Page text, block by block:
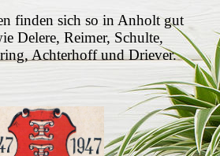
finden sich so in Anholt gut
Delere, Reimer, Schulte,
Achterhoff und Driever.